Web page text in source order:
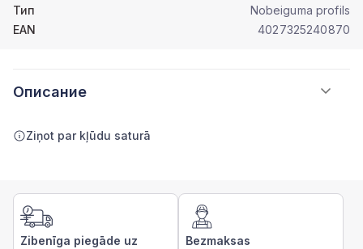
Тип
Nobeiguma profils
EAN
4027325240870
Описание
Ziņot par kļūdu saturā
Zibenīga piegāde uz
Bezmaksas